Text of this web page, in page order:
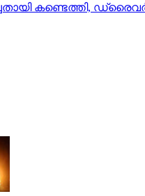
കണ്ടെത്തി,